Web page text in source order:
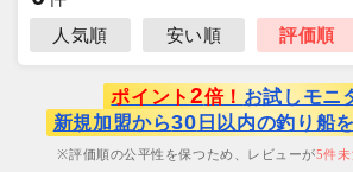
人気順
安い順 評価順
ポイント 2倍！ お試しモニ
新規加盟から30 日以内の釣り船
評価順の公平性を保つため、レビューが5件